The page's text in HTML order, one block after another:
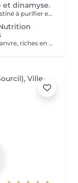
et dinamyse.
Le soin Équilibre Purifiant certifié bio est destiné à purifier et protéger les peaux normales à tendance grasses à l'aide d'un cocktail d'actifs purifiants et astringents spécifiques pour harmoniser le teint. Tout commence par un nettoyage doux de la peau, suivi d'une phase d'exfoliation pour faire disparaître sébum et impuretés. Le modelage spécifique réalisé ensuite avec le sérum offre à votre peau une alliance d'actifs, dont l'action est optimisée sous le masque appliqué par la suite. Ce soin se termine par l'application d'un soin de protection totalement adapté à votre type de peau. Convient pour : Peau normale à tendance grasse
Un soin confort aux huiles d'Argan et de Chanvre, riches en Oméga 3 et 6, qui protège les peaux sèches. Réparateur et relipidant, il nourrit les peaux qui tiraillent.